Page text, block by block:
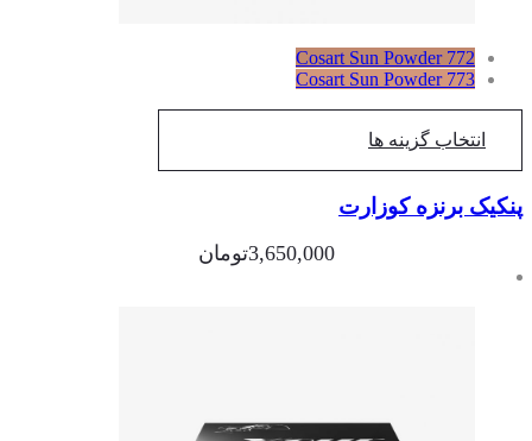
Cosart Sun Powder 772
Cosart Sun Powder 773
انتخاب گزینه ها
برنزه کوزارت
3,650,000تومان